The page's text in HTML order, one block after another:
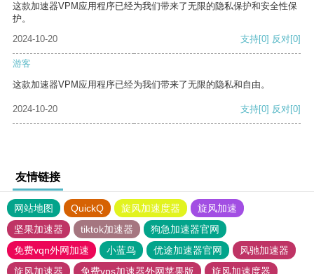
这款加速器VPM应用程序已经为我们带来了无限的隐私保护和安全性保
护。
2024-10-20
支持[0] 反对[0]
游客
这款加速器VPM应用程序已经为我们带来了无限的隐私和自由。
2024-10-20 支持[0] 反对[0]
友情链接
网站地图 QuickQ 旋风加速度器
旋风加速
坚果加速器
tiktok加速器
狗急加速器官网
免费vqn外网加速
小蓝鸟 优途加速器官网
风驰加速器
旋风加速器
免费vps加速器外网苹果版 旋风加速度器